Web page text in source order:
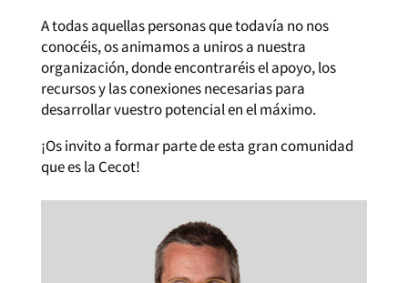
A todas aquellas personas que todavía no nos
conocéis, os animamos a uniros a nuestra
organización, donde encontraréis el apoyo, los
recursos y las conexiones necesarias para
desarrollar vuestro potencial en el máximo.
¡Os invito a formar parte de esta gran comunidad
que es la Cecot!